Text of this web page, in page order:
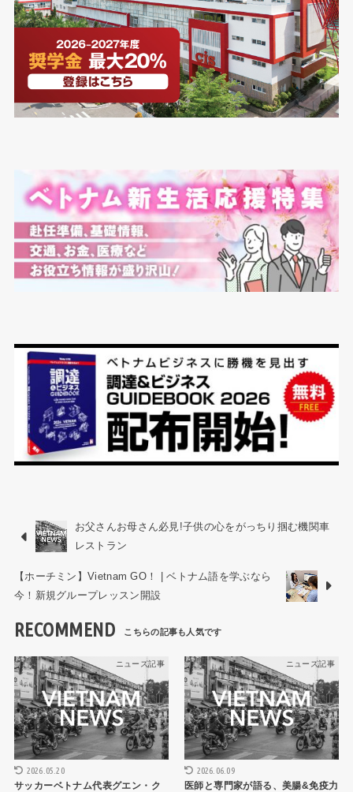
お父さんお母さん必見!子供の心をがっちり掴む機関車
レストラン
【ホーチミン】Vietnam GO！ | ベトナム語を学ぶなら
今！新規グループレッスン開設
RECOMMEND
ニュース記事
2026.05.20
サッカーベトナム代表グエン・ク
ニュース記事
2026.06.09
医師と専門家が語る、美腸&免疫力